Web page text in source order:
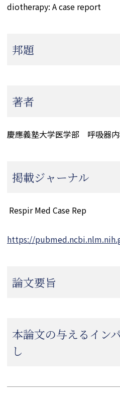
diotherapy: A case report
邦題
著者
慶應義塾大学医学部 呼吸器
掲載ジャーナル
Respir Med Case Rep
https://
論文要旨
本論文の与えるイン
し